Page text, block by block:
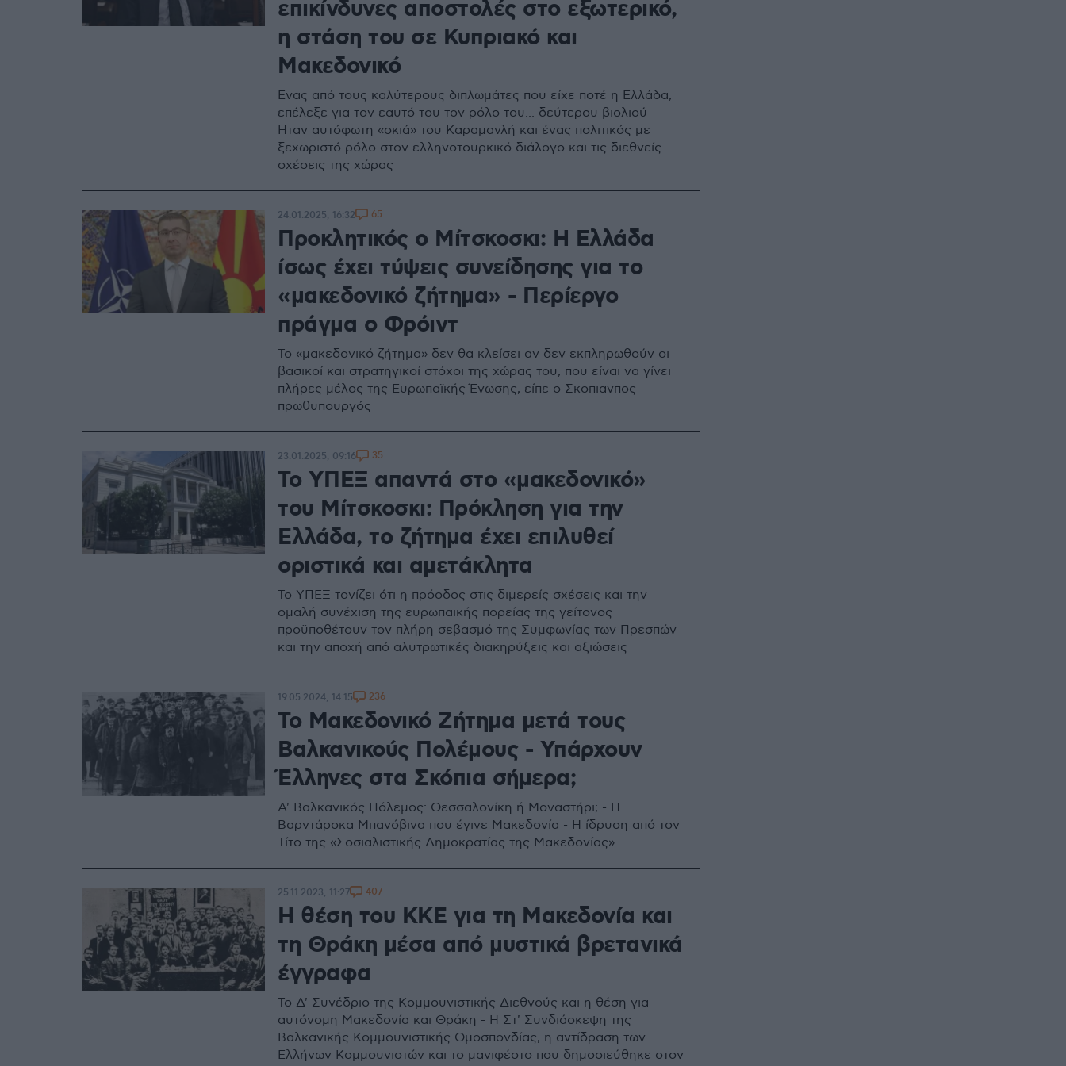
επικίνδυνες αποστολές στο εξωτερικό,
η στάση του σε Κυπριακό και
Μακεδονικό
Ένας από τους καλύτερους διπλωμάτες που είχε ποτέ η Ελλάδα,
επέλεξε για τον εαυτό του τον ρόλο του... δεύτερου βιολιού -
Ήταν αυτόφωτη «σκιά» του Καραμανλή και ένας πολιτικός με
ξεχωριστό ρόλο στον ελληνοτουρκικό διάλογο και τις διεθνείς
σχέσεις της χώρας
Προκλητικός ο Μίτσκοσκι: Η Ελλάδα
ίσως έχει τύψεις συνείδησης για το
«μακεδονικό ζήτημα» - Περίεργο
πράγμα ο Φρόιντ
Το «μακεδονικό ζήτημα» δεν θα κλείσει αν δεν εκπληρωθούν οι
βασικοί και στρατηγικοί στόχοι της χώρας του, που είναι να γίνει
πλήρες μέλος της Ευρωπαϊκής Ένωσης, είπε ο Σκοπιανπος
πρωθυπουργός
24.01.2025, 16:32 65
To ΥΠΕΞ απαντά στο «μακεδονικό»
του Μίτσκοσκι: Πρόκληση για την
Ελλάδα, το ζήτημα έχει επιλυθεί
οριστικά και αμετάκλητα
Το ΥΠΕΞ τονίζει ότι η πρόοδος στις διμερείς σχέσεις και την
ομαλή συνέχιση της ευρωπαϊκής πορείας της γείτονος
προϋποθέτουν τον πλήρη σεβασμό της Συμφωνίας των Πρεσπών
και την αποχή από αλυτρωτικές διακηρύξεις και αξιώσεις
23.01.2025, 09:16 35
Το Μακεδονικό Ζήτημα μετά τους
Βαλκανικούς Πολέμους - Υπάρχουν
Έλληνες στα Σκόπια σήμερα;
Α' Βαλκανικός Πόλεμος: Θεσσαλονίκη ή Μοναστήρι; - Η
Βαρντάρσκα Μπανόβινα που έγινε Μακεδονία - Η ίδρυση από τον
Τίτο της «Σοσιαλιστικής Δημοκρατίας της Μακεδονίας»
19.05.2024, 14:15 236
Η θέση του ΚΚΕ για τη Μακεδονία και
τη Θράκη μέσα από μυστικά βρετανικά
έγγραφα
Το Δ' Συνέδριο της Κομμουνιστικής Διεθνούς και η θέση για
αυτόνομη Μακεδονία και Θράκη - Η Στ' Συνδιάσκεψη της
Βαλκανικής Κομμουνιστικής Ομοσπονδίας, η αντίδραση των
Ελλήνων Κομμουνιστών και το μανιφέστο που δημοσιεύθηκε στον
25.11.2023, 11:27 407